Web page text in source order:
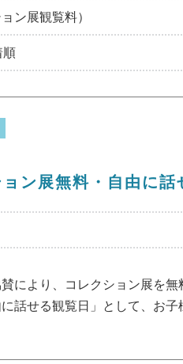
ン展観覧料）
ン展無料・自由に
により、コレクション展を無
話せる観覧日」として、お